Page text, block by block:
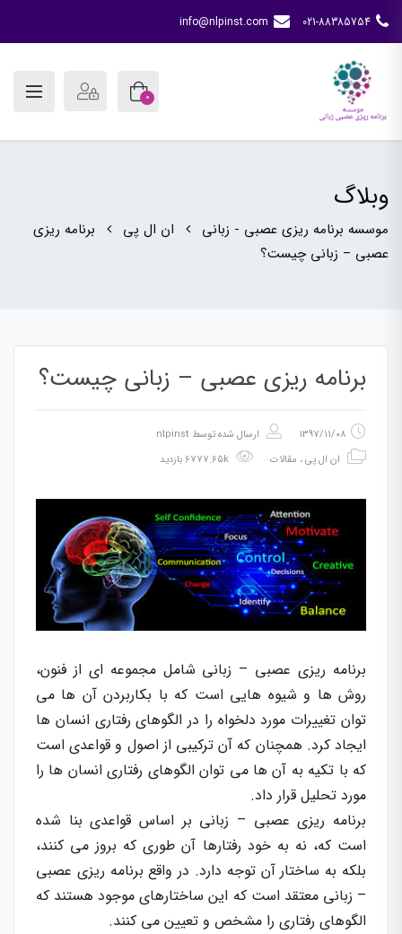
021-88385754
info@nlpinst.com
0
وبلاگ
موسسه برنامه ریزی عصبی - زبانی ان ال پی
برنامه ریزی
عصبی – زبانی چیست؟
برنامه ریزی عصبی – زبانی چیست؟
1397/11/08 ارسال شده توسط nlpinst
ان ال پی، مقالات
برنامه ریزی عصبی – زبانی شامل مجموعه ای از فنون،
روش ها و شیوه هایی است که با بکاربردن آن ها می
توان تغییرات مورد دلخواه را در الگوهای رفتاری انسان ها
ایجاد کرد. همچنان که آن ترکیبی از اصول و قواعدی است
که با تکیه به آن ها می توان الگوهای رفتاری انسان ها را
مورد تحلیل قرار داد.
برنامه ریزی عصبی – زبانی بر اساس قواعدی بنا شده
است که، نه به خود رفتارها آن طوری که بروز می کنند،
بلکه به ساختار آن توجه دارد. در واقع برنامه ریزی عصبی
– زبانی معتقد است که این ساختارهای موجود هستند که
الگوهای رفتاری را مشخص و تعیین می کنند.